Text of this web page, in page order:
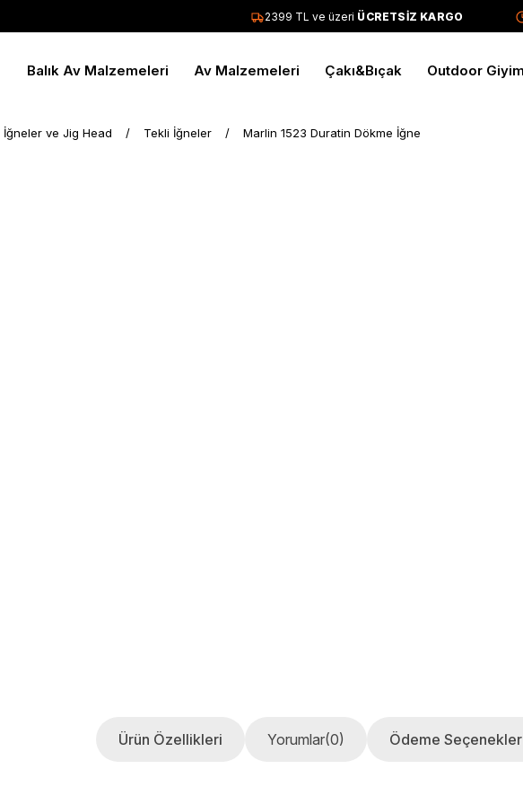
2399 TL ve üzeriÜCRETSİZ KARGO
Balık Av Malzemeleri Av Malzemeleri Çakı&Bıçak Outdoor
İğneler ve Jig Head Tekli İğneler Marlin 1523 Duratin Dökme İğne
Ürün Özellikleri Yorumlar(0) Ödeme